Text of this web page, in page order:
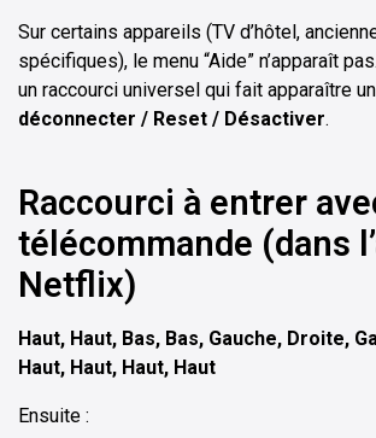
Sur certains appareils (TV d’hôtel,
spécifiques), le menu “Aide” n’apparaît
un raccourci universel qui fait apparaître
déconnecter / Reset / Désactiver.
Raccourci à entrer
télécommande (dans
Netflix)
Haut, Haut, Bas, Bas, Gauche, Droite,
Haut, Haut, Haut, Haut
Ensuite :